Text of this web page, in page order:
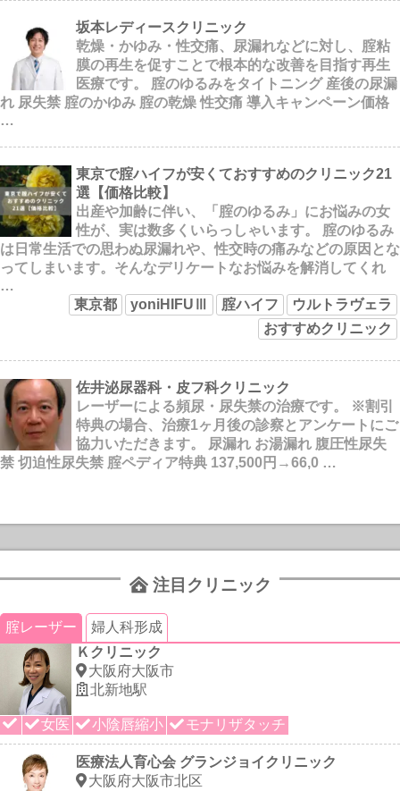
坂本レディースクリニック
乾燥・かゆみ・性交痛、尿漏れなどに対し、腟粘
膜の再生を促すことで根本的な改善を目指す再生
医療です。 腟のゆるみをタイトニング 産後の尿漏
れ 尿失禁 腟のかゆみ 腟の乾燥 性交痛 導入キャンペーン価格
…
東京で腟ハイフが安くておすすめのクリニック21
選【価格比較】
出産や加齢に伴い、「腟のゆるみ」にお悩みの女
性が、実は数多くいらっしゃいます。 腟のゆるみ
は日常生活での思わぬ尿漏れや、性交時の痛みなどの原因とな
ってしまいます。そんなデリケートなお悩みを解消してくれ
…
東京都
yoniHIFUⅢ 腟ハイフ
ウルトラヴェラ
おすすめクリニック
佐井泌尿器科・皮フ科クリニック
レーザーによる頻尿・尿失禁の治療です。 ※割引
特典の場合、治療1ヶ月後の診察とアンケートにご
協力いただきます。 尿漏れ お湯漏れ 腹圧性尿失
禁 切迫性尿失禁 腟ペディア特典 137,500円→66,0 …
注目クリニック
腟レーザー
婦人科形成
Ｋクリニック
大阪府大阪市
北新地駅
女医 小陰唇縮小 モナリザタッチ
医療法人育心会 グランジョイクリニック
大阪府大阪市北区